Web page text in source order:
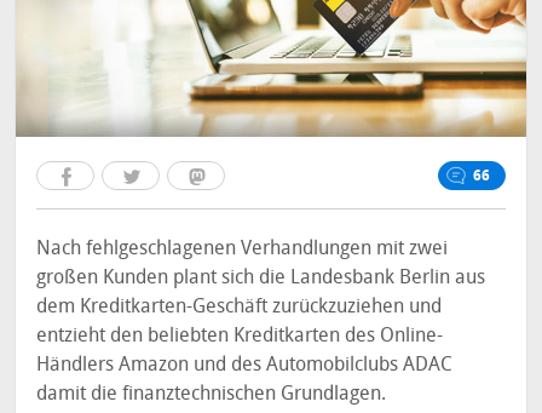
66
Nach fehlgeschlagenen Verhandlungen mit zwei
großen Kunden plant sich die Landesbank Berlin aus
dem Kreditkarten-Geschäft zurückzuziehen und
entzieht den beliebten Kreditkarten des Online-
Händlers Amazon und des Automobilclubs ADAC
damit die finanztechnischen Grundlagen.